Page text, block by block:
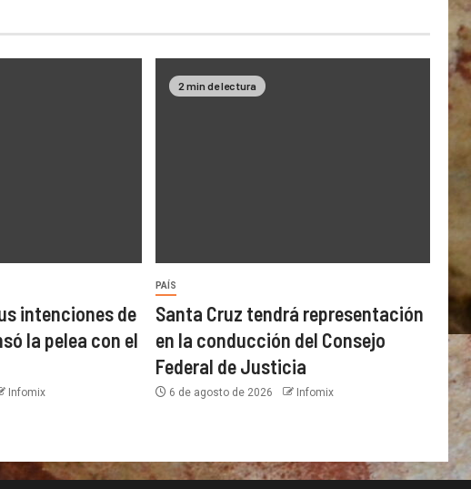
intenciones de
la pelea con el
Infomix
2 min de lectura
PAÍS
Santa Cruz tendrá representación
en la conducción del Consejo
Federal de Justicia
6 de agosto de 2026 Infomix